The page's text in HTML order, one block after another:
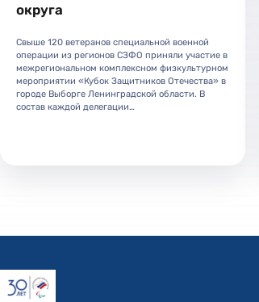
округа
Свыше 120 ветеранов специальной военной
операции из регионов СЗФО приняли участие в
межрегиональном комплексном физкультурном
мероприятии «Кубок Защитников Отечества» в
городе Выборге Ленинградской области. В
состав каждой делегации…